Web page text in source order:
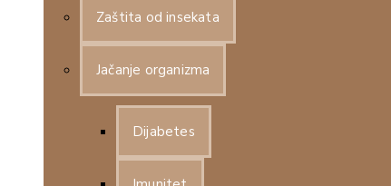
Zaštita od insekata
Jačanje organizma
Dijabetes